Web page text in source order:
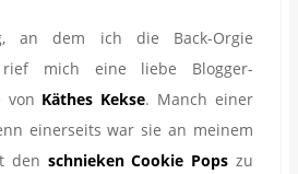
an dem ich die Back-Orgie
mich eine liebe Blogger-
von Käthes Kekse. Manch einer
einerseits war sie an meinem
den schnieken Cookie Pops zu